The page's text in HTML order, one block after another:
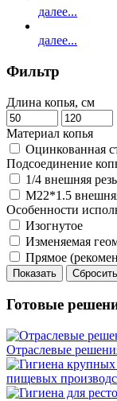
далее...
далее...
Фильтр
Длина копья, см
Материал копья
Оцинкованная
Подсоединение
1/4 внешняя
М22*1.5
Особенности
Изогнутое
Изменяемая
Прямое
Показать Сбросить
Готовые
Отраслевые
пищевых